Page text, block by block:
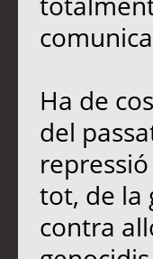
Ha de
del
tot, de la
contra